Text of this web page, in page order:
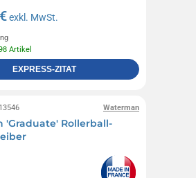
exkl. MwSt.
Artikel
EXPRESS-ZITAT
Waterman
'Graduate' Rollerball-